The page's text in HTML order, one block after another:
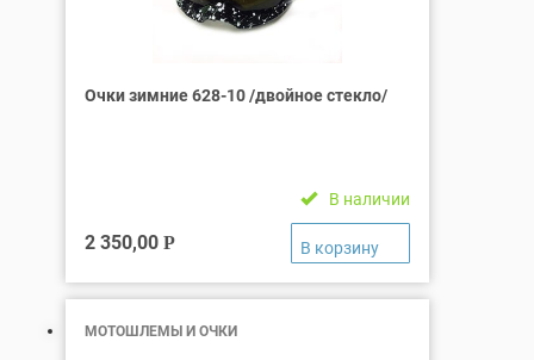
Очки зимние 628-10 /двойное стекло/
В наличии
2 350,00 Р
МОТОШЛЕМЫ И ОЧКИ